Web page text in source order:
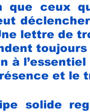
que ceux
lettre de
toujours
à
et le
solide